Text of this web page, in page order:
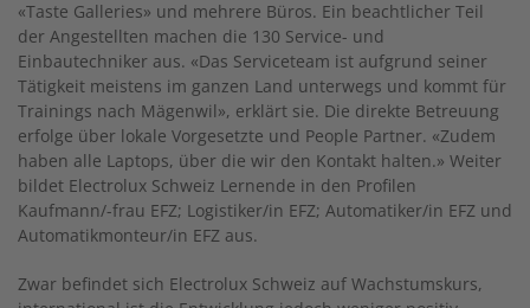
«Taste Galleries» und mehrere Büros. Ein beachtlicher Teil
der Angestellten machen die 130 Service- und
Einbautechniker aus. «Das Serviceteam ist aufgrund seiner
Tätigkeit meistens im ganzen Land unterwegs und kommt für
Trainings nach Mägenwil», erklärt sie. Die direkte Betreuung
erfolge über lokale Vorgesetzte und People Partner. «Zudem
haben alle Laptops, über die wir den Kontakt halten.» Weiter
bildet Electrolux Schweiz Lernende in den Profilen
Kaufmann/-frau EFZ; Logistiker/in EFZ; Automatiker/in EFZ und
Automatikmonteur/in EFZ aus.
Zwar befindet sich Electrolux Schweiz auf Wachstumskurs,